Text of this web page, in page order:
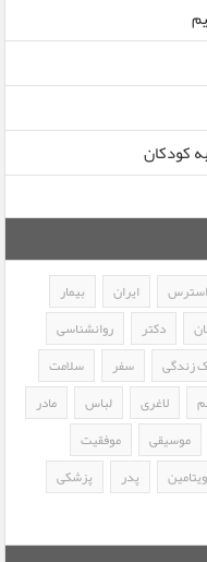
استرس ایران
بیمار
دکتر
روانشناسی
زندگی سفر
سلامت
لاغری لباس
مادر
موسیقی
موفقیت
ویتامین پدر
پزشکی